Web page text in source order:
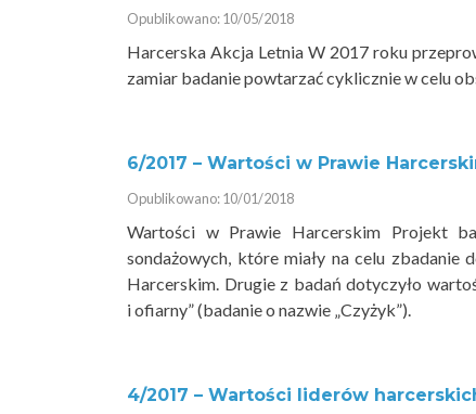
Opublikowano: 10/05/2018
Harcerska Akcja Letnia W 2017 roku
zamiar badanie powtarzać cyklicznie w celu
6/2017 – Wartości w Prawie
Opublikowano: 10/01/2018
Wartości w Prawie Harcerskim Projekt
sondażowych, które miały na celu
Harcerskim. Drugie z badań dotyczyło
i ofiarny” (badanie o nazwie „Czyżyk”).
4/2017 – Wartości liderów